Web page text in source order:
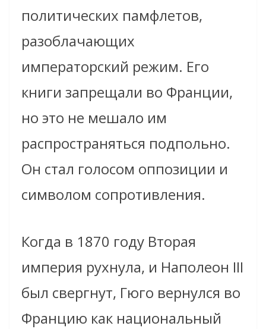
политических памфлетов,
разоблачающих
императорский режим. Его
книги запрещали во Франции,
но это не мешало им
распространяться подпольно.
Он стал голосом оппозиции и
символом сопротивления.
Когда в 1870 году Вторая
империя рухнула, и Наполеон III
был свергнут, Гюго вернулся во
Францию как национальный